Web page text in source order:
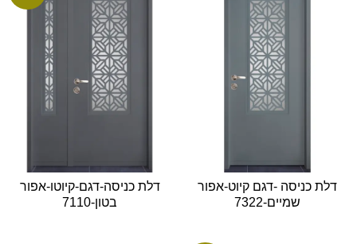
דלת כניסה -דגם קיוט-אפור
שמיים-7322
דלת כניסה-דגם-קיוטו-אפור
בטון-7110